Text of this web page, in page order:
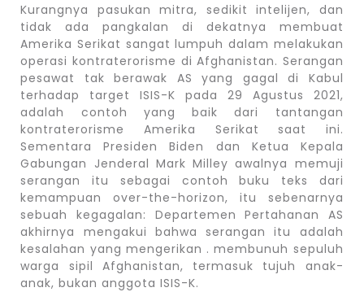
Kurangnya pasukan mitra, sedikit intelijen, dan
tidak ada pangkalan di dekatnya membuat
Amerika Serikat sangat lumpuh dalam melakukan
operasi kontraterorisme di Afghanistan. Serangan
pesawat tak berawak AS yang gagal di Kabul
terhadap target ISIS-K pada 29 Agustus 2021,
adalah contoh yang baik dari tantangan
kontraterorisme Amerika Serikat saat ini.
Sementara Presiden Biden dan Ketua Kepala
Gabungan Jenderal Mark Milley awalnya memuji
serangan itu sebagai contoh buku teks dari
kemampuan over-the-horizon, itu sebenarnya
sebuah kegagalan: Departemen Pertahanan AS
akhirnya mengakui bahwa serangan itu adalah
kesalahan yang mengerikan . membunuh sepuluh
warga sipil Afghanistan, termasuk tujuh anak-
anak, bukan anggota ISIS-K.